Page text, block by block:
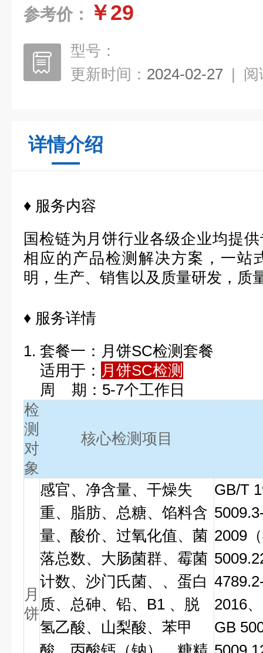
参考价： ￥29
型号：
更新时间： 2024-02-27 | 阅
详情介绍
♦ 服务内容
国检链为月饼行业各级企业均提
相应的产品检测解决方案，一站
明，生产、销售以及质量研发，质
♦ 服务详情
1. 套餐一：月饼SC检测套餐
适用于： 月饼SC检测
周 期：5-7个工作日
检
测
对
象
核心检测项目
月
饼
感官、净含量、干燥失
重、脂肪、总糖、馅料含
量、酸价、过氧化值、菌
落总数、大肠菌群、霉菌
计数、沙门氏菌、、蛋白
质、总砷、铅、B1 、脱
氢乙酸、山梨酸、苯甲
GB/T
2009
2016
GB